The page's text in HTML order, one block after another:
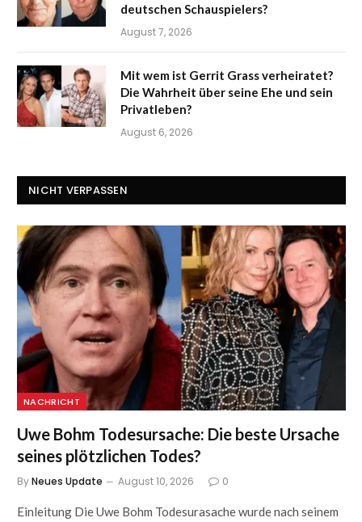
deutschen Schauspielers?
August 7, 2026
Mit wem ist Gerrit Grass verheiratet?
Die Wahrheit über seine Ehe und sein
Privatleben?
August 6, 2026
NICHT VERPASSEN
NACHRICHT
Uwe Bohm Todesursache: Die beste Ursache
seines plötzlichen Todes?
ByNeues Update August 10, 2026 0
Einleitung Die Uwe Bohm Todesurasache wurde nach seinem